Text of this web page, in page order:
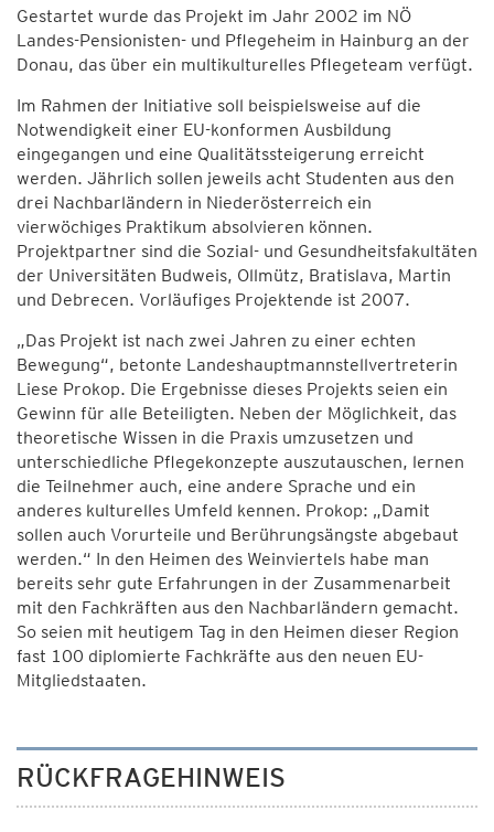
Gestartet wurde das Projekt im Jahr 2002 im NÖ
Landes-Pensionisten- und Pflegeheim in Hainburg an der
Donau, das über ein multikulturelles Pflegeteam verfügt.
Im Rahmen der Initiative soll beispielsweise auf die
Notwendigkeit einer EU-konformen Ausbildung
eingegangen und eine Qualitätssteigerung erreicht
werden. Jährlich sollen jeweils acht Studenten aus den
drei Nachbarländern in Niederösterreich ein
vierwöchiges Praktikum absolvieren können.
Projektpartner sind die Sozial- und Gesundheitsfakultäten
der Universitäten Budweis, Ollmütz, Bratislava, Martin
und Debrecen. Vorläufiges Projektende ist 2007.
„Das Projekt ist nach zwei Jahren zu einer echten
Bewegung“, betonte Landeshauptmannstellvertreterin
Liese Prokop. Die Ergebnisse dieses Projekts seien ein
Gewinn für alle Beteiligten. Neben der Möglichkeit, das
theoretische Wissen in die Praxis umzusetzen und
unterschiedliche Pflegekonzepte auszutauschen, lernen
die Teilnehmer auch, eine andere Sprache und ein
anderes kulturelles Umfeld kennen. Prokop: „Damit
sollen auch Vorurteile und Berührungsängste abgebaut
werden.“ In den Heimen des Weinviertels habe man
bereits sehr gute Erfahrungen in der Zusammenarbeit
mit den Fachkräften aus den Nachbarländern gemacht.
So seien mit heutigem Tag in den Heimen dieser Region
fast 100 diplomierte Fachkräfte aus den neuen EU-
Mitgliedstaaten.
RÜCKFRAGEHINWEIS